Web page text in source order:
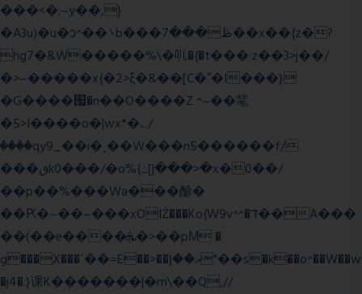
���<�;~y��,}
�A3u)�u�ͻ^��܌b���ڟ���7��x��{z�?
hg7�&W�����%\�䶷�{�t���:z��3>j��/
�>~�����x{�2>ξ�&��[C�ˮ�I���}
�G����՗�n��O����Z ^~��靟
�5>I����o�|wx*�؎/
����qy9_��i�˻��W���n5������f/
���ٯk0���/�o%{߸[|���>�x�0��/
��p��%���Wa���酴�
��Ԗ�~��~���xOIŻ���Ko{W9v^^�ד��A���
��(��e����ܞ�>��pΜ �
g���X���ߴ��=E��>��އ��ן"��s�k��o^��W��w
�j4�.}课K�������|�m\��Q,//